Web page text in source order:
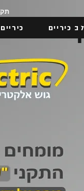
כיריים